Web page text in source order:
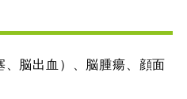
脳出血）、脳腫瘍、顔面